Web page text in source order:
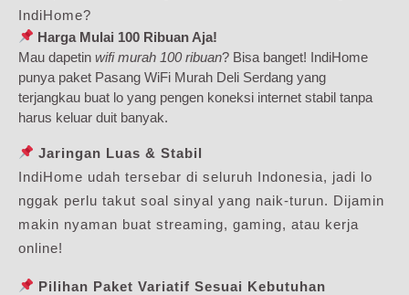
IndiHome?
Harga Mulai 100 Ribuan Aja!
Mau dapetin wifi murah 100 ribuan? Bisa banget! IndiHome
punya paket Pasang WiFi Murah Deli Serdang yang
terjangkau buat lo yang pengen koneksi internet stabil tanpa
harus keluar duit banyak.
Jaringan Luas & Stabil
IndiHome udah tersebar di seluruh Indonesia, jadi lo
nggak perlu takut soal sinyal yang naik-turun. Dijamin
makin nyaman buat streaming, gaming, atau kerja
online!
Pilihan Paket Variatif Sesuai Kebutuhan